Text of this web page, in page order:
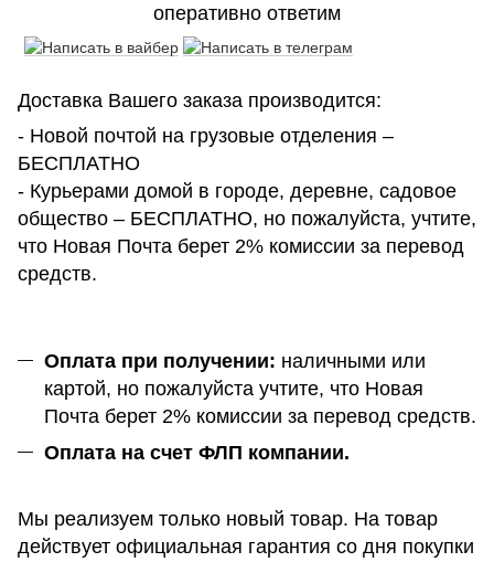
оперативно ответим
Доставка Вашего заказа производится:
- Новой почтой на грузовые отделения –
БЕСПЛАТНО
- Курьерами домой в городе, деревне, садовое
общество – БЕСПЛАТНО, но пожалуйста, учтите,
что Новая Почта берет 2% комиссии за перевод
средств.
Оплата при получении: наличными или
картой, но пожалуйста учтите, что Новая
Почта берет 2% комиссии за перевод средств.
Оплата на счет ФЛП компании.
Мы реализуем только новый товар. На товар
действует официальная гарантия со дня покупки